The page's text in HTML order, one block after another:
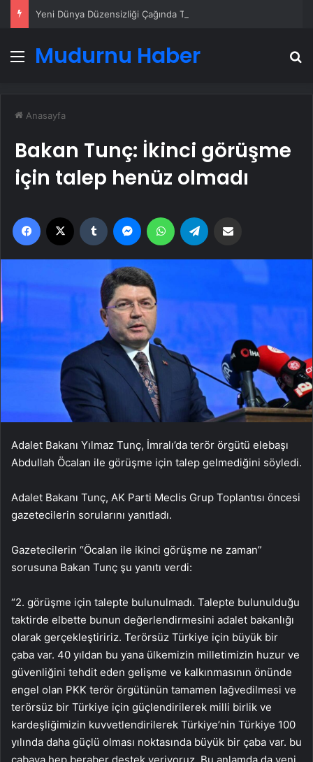
MenüMudurnu Haber
Anasayfa
Bakan Tunç: İkinci görüşme
için talep henüz olmadı
Facebook Tumblr MessengerWhatsApp
Adalet Bakanı Yılmaz Tunç, İmralı’da terör örgütü elebaşı
Abdullah Öcalan ile görüşme için talep gelmediğini söyledi.
Adalet Bakanı Tunç, AK Parti Meclis Grup Toplantısı öncesi
gazetecilerin sorularını yanıtladı.
Gazetecilerin “Öcalan ile ikinci görüşme ne zaman”
sorusuna Bakan Tunç şu yanıtı verdi:
“2. görüşme için talepte bulunulmadı. Talepte bulunulduğu
taktirde elbette bunun değerlendirmesini adalet bakanlığı
olarak gerçekleştiririz. Terörsüz Türkiye için büyük bir
çaba var. 40 yıldan bu yana ülkemizin milletimizin huzur ve
güvenliğini tehdit eden gelişme ve kalkınmasının önünde
engel olan PKK terör örgütünün tamamen lağvedilmesi ve
terörsüz bir Türkiye için güçlendirilerek milli birlik ve
kardeşliğimizin kuvvetlendirilerek Türkiye’nin Türkiye 100
yılında daha güçlü olması noktasında büyük bir çaba var. bu